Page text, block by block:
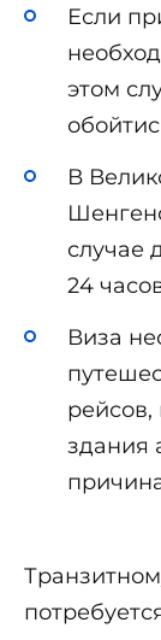
Если
этом
В
случае
24
Виза
здания